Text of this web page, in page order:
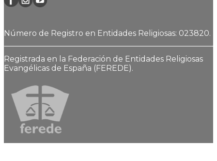
Número de Registro en Entidades Religiosas: 023820.
Registrada en la Federación de Entidades Religiosas
Evangélicas de España (FEREDE).